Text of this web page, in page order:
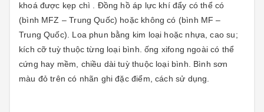
khoá được kẹp chì . Đồng hồ áp lực khí đẩy có thể có
(bình MFZ – Trung Quốc) hoặc không có (bình MF –
Trung Quốc). Loa phun bằng kim loại hoặc nhựa, cao su;
kích cỡ tuỳ thuộc từng loại bình. ống xifong ngoài có thể
cứng hay mềm, chiều dài tuỳ thuộc loại bình. Bình sơn
màu đỏ trên có nhãn ghi đặc điểm, cách sử dụng.